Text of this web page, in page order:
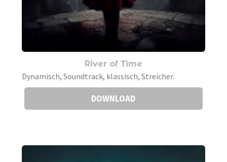
River of Time
Dynamisch, Soundtrack, klassisch, Streicher.
DOWNLOAD